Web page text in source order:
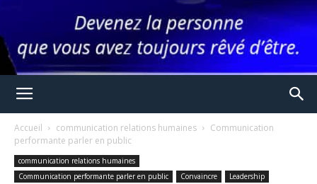
Accueil communication relations humaines
Communication
performante parler en public
communication relations humaines
Communication performante parler en public
Convaincre Leadership